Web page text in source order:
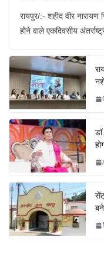
रायपुर/:- शहीद वीर
होने वाले एकदिवसीय